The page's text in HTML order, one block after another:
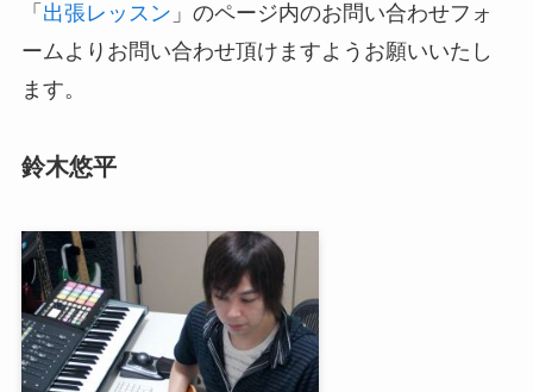
「 出張レッスン 」のページ内のお問い合わせフォ
ームよりお問い合わせ頂けますようお願いいたし
ます。
鈴木悠平